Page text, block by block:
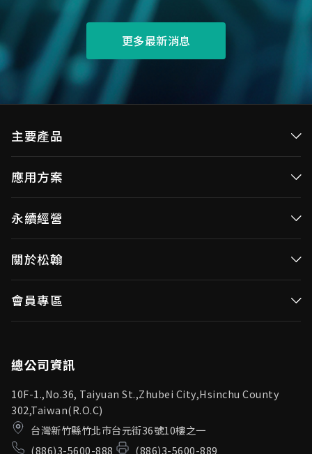
更多最新消息
主要產品
視訊/影像控制器
無線視頻傳輸
OID產品(Optical ID)
應用方案
視訊／影像控制器
無線視頻傳輸
永續經營
投資人專區
利害關係人
關於松翰
會員專區
總公司資訊
10F-1.,No.36, Taiyuan St.,Zhubei City,Hsinchu County
302,Taiwan(R.O.C)
台灣新竹縣竹北市台元街36號10樓之一
(886)3-5600-888
(886)3-5600-889